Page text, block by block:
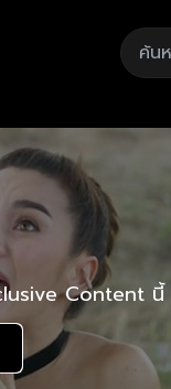
Content นี้